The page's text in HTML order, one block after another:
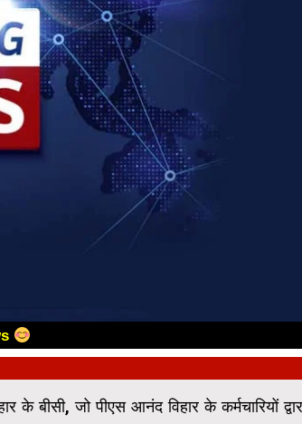
बीसी, जो पीएस आनंद विहार के कर्मचारियों